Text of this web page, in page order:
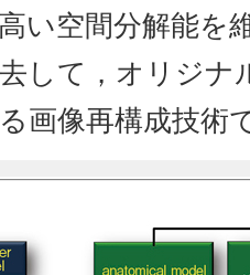
い空間分解能を
して，オリジナ
画像再構成技術